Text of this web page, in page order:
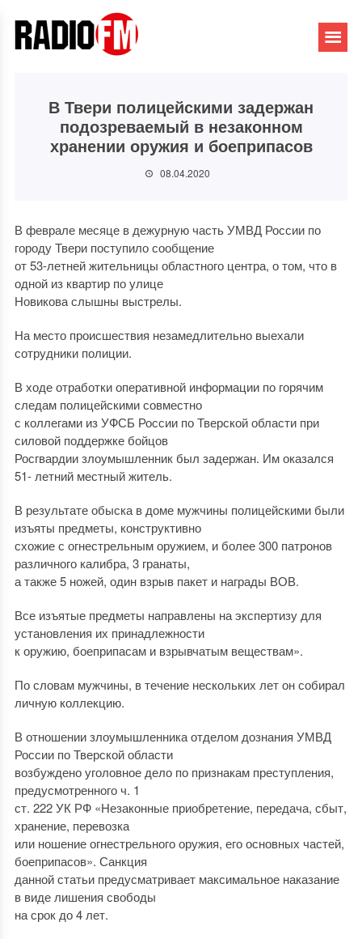
В Твери полицейскими задержан
подозреваемый в незаконном
хранении оружия и боеприпасов
08.04.2020
В феврале месяце в дежурную часть УМВД России по
городу Твери поступило сообщение
от 53-летней жительницы областного центра, о том, что в
одной из квартир по улице
Новикова слышны выстрелы.
На место происшествия незамедлительно выехали
сотрудники полиции.
В ходе отработки оперативной информации по горячим
следам полицейскими совместно
с коллегами из УФСБ России по Тверской области при
силовой поддержке бойцов
Росгвардии злоумышленник был задержан. Им оказался
51- летний местный житель.
В результате обыска в доме мужчины полицейскими были
изъяты предметы, конструктивно
схожие с огнестрельным оружием, и более 300 патронов
различного калибра, 3 гранаты,
а также 5 ножей, один взрыв пакет и награды ВОВ.
Все изъятые предметы направлены на экспертизу для
установления их принадлежности
к оружию, боеприпасам и взрывчатым веществам».
По словам мужчины, в течение нескольких лет он собирал
личную коллекцию.
В отношении злоумышленника отделом дознания УМВД
России по Тверской области
возбуждено уголовное дело по признакам преступления,
предусмотренного ч. 1
ст. 222 УК РФ «Незаконные приобретение, передача, сбыт,
хранение, перевозка
или ношение огнестрельного оружия, его основных частей,
боеприпасов». Санкция
данной статьи предусматривает максимальное наказание
в виде лишения свободы
на срок до 4 лет.